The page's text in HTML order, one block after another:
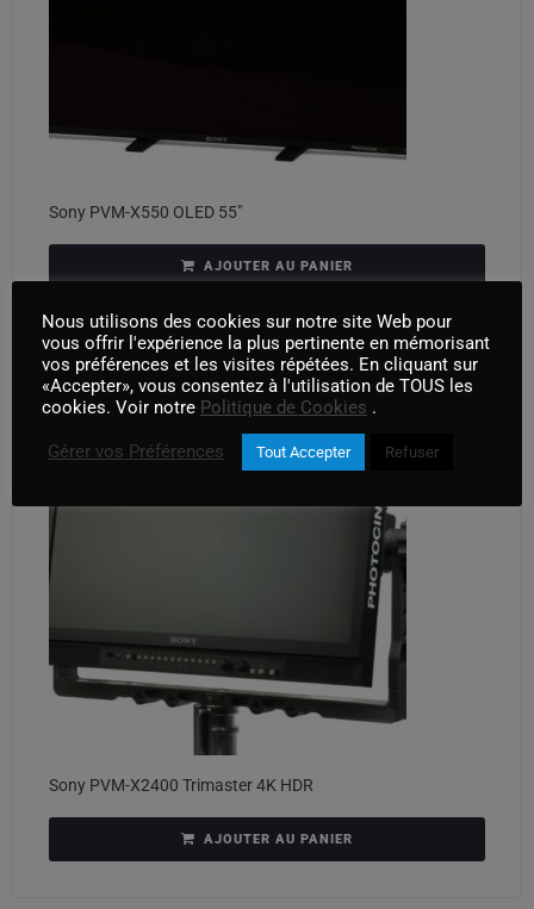
Sony PVM-X550 OLED 55″
AJOUTER AU PANIER
Sony PVM-X2400 Trimaster 4K HDR
AJOUTER AU PANIER
Nous utilisons des cookies sur notre site Web pour
vous offrir l'expérience la plus pertinente en mémorisant
vos préférences et les visites répétées. En cliquant sur
«Accepter», vous consentez à l'utilisation de TOUS les
cookies. Voir notre Politique de Cookies .
Gérer vos Préférences Tout Accepter Refuser